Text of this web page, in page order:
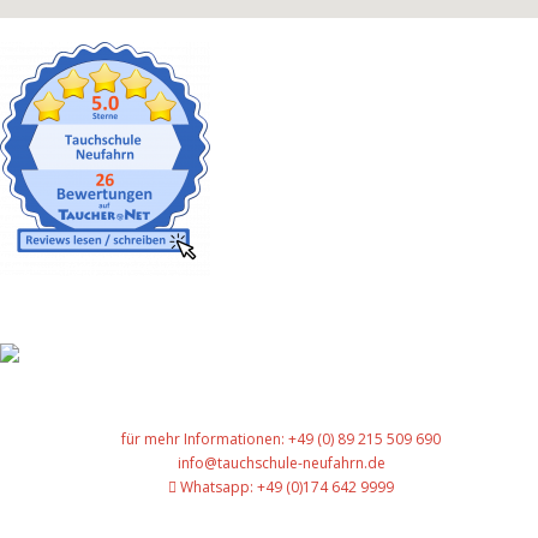
für mehr Informationen: +49 (0) 89 215 509 690
info@tauchschule-neufahrn.de
Whatsapp: +49 (0)174 642 9999